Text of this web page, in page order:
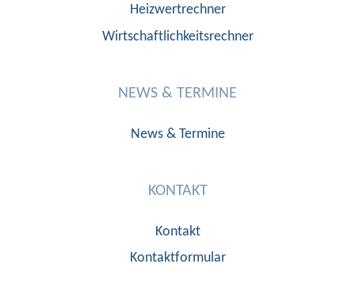
Heizwertrechner
Wirtschaftlichkeitsrechner
NEWS & TERMINE
News & Termine
KONTAKT
Kontakt
Kontaktformular